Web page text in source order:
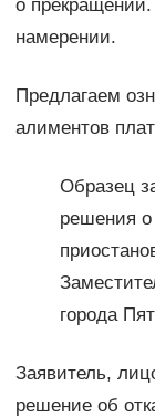
о
намерении.
Предлагаем
алиментов
Образец
решения
города
Заявитель,
решение об